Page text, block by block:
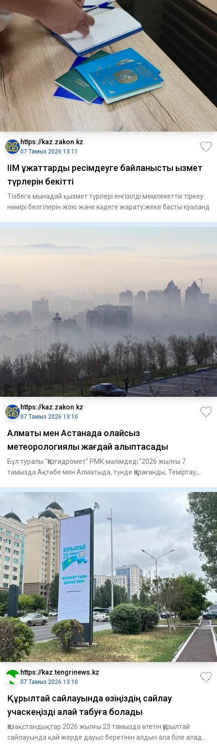
https://kaz.zakon.kz
07 Тамыз 2026 13:11
ІІМ құжаттарды ресімдеуге байланысты қызмет
түрлерін бекітті
Тізбеге мынадай қызмет түрлері енгізілді:мемлекеттік тіркеу
нөмірі белгілерін жою және кәдеге жарату;жеке басты куәланд
https://kaz.zakon.kz
07 Тамыз 2026 13:10
Алматы мен Астанада қолайсыз
метеорологиялық жағдай қалыптасады
Бұл туралы "Қазгидромет" РМК мәлімдеді."2026 жылғы 7
тамызда Ақтөбе мен Алматыда, түнде Қарағанды, Теміртау,
https://kaz.tengrinews.kz
07 Тамыз 2026 13:10
Құрылтай сайлауында өзіңіздің сайлау
учаскеңізді қалай табуға болады
Қазақстандықтар 2026 жылғы 23 тамызда өтетін Құрылтай
сайлауында қай жерде дауыс беретінін алдын ала біле алады.